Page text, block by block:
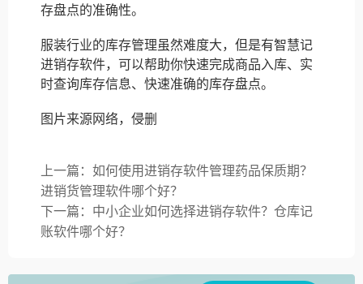
存盘点的准确性。
服装行业的库存管理虽然难度大，但是有智慧记
进销存软件，可以帮助你快速完成商品入库、实
时查询库存信息、快速准确的库存盘点。
图片来源网络，侵删
上一篇：如何使用进销存软件管理药品保质期？
进销货管理软件哪个好？
下一篇：中小企业如何选择进销存软件？仓库记
账软件哪个好？